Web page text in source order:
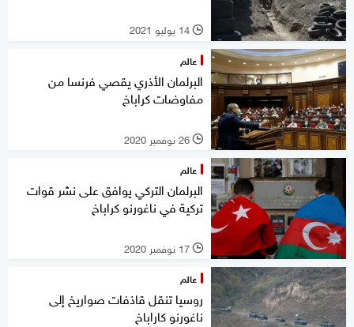
l 14 يوليو 2021
عالم
البرلمان الأذري يقصي فرنسا من
مفاوضات كراباخ
l 26 نوفمبر 2020
عالم
البرلمان التركي يوافق على نشر قوات
تركية في ناغورنو كراباخ
l 17 نوفمبر 2020
عالم
روسيا تنقل قاذفات صواريخ إلى
ناغورنو كاراباخ